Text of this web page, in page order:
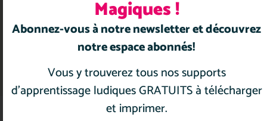
2024 © Les Coffres Magiques
Création du site pare-novweb
Magiques !
Abonnez-vous à notre newsletter et découvrez
notre espace abonnés!
Vous y trouverez tous nos supports
d’apprentissage ludiques GRATUITS à télécharger
et imprimer.